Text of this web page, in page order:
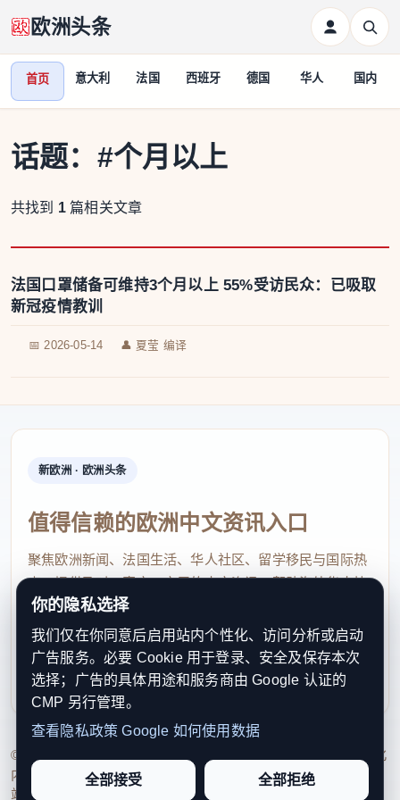
欧洲头条
首页 意大利 法国 西班牙 德国 华人 国内
话题： #个月以上
共找到 1 篇相关文章
法国口罩储备可维持3个月以上 55%受访民众：已吸取
新冠疫情教训
📅 2026-05-14 👤 夏莹 编译
新欧洲 · 欧洲头条
值得信赖的欧洲中文资讯入口
聚焦欧洲新闻、法国生活、华人社区、留学移民与国际热
点，提供及时、真实、实用的中文资讯，帮助海外华人快
速了解欧洲动态。
contact@xinouzhou.com
服务支持、版权与合作：工作日优先处理站务、投稿与权
利通知
© 2026 新欧洲·欧洲头条. All Rights Reserved. 本网站持续优化
内容透明度、联系方式与用户权利说明，以提升品牌信任感和
站点完整度。
你的隐私选择
我们仅在你同意后启用站内个性化、访问分析或启动
广告服务。必要 Cookie 用于登录、安全及保存本次
选择；广告的具体用途和服务商由 Google 认证的
CMP 另行管理。
查看隐私政策 Google 如何使用数据
全部接受 全部拒绝